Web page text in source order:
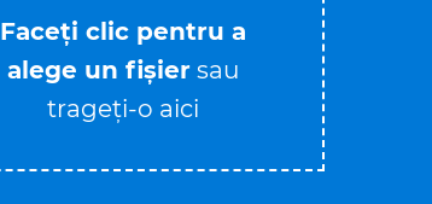
Faceți clic pentru a
alege un fișier sau
trageți-o aici